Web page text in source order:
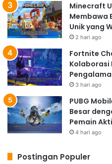
Minecraft
Membawa
Unik yang
2 hari ago
Fortnite
Kolaborasi
3 hari ago
PUBG
Besar
Pemain
4 hari ago
Postingan Populer